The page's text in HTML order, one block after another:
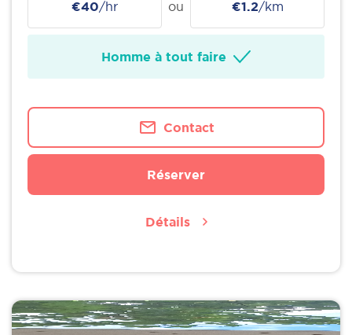
€40/hr ou €1.2/km
Homme à tout faire
Contact
Réserver
Détails